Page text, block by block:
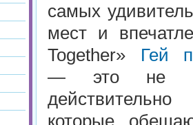
самых
мест и
Together» Гей
— это не
которые